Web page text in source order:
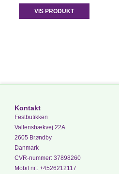
VIS PRODUKT
Kontakt
Festbutikken
Vallensbækvej 22A
2605 Brøndby
Danmark
CVR-nummer: 37898260
Mobil nr.: +4526212117